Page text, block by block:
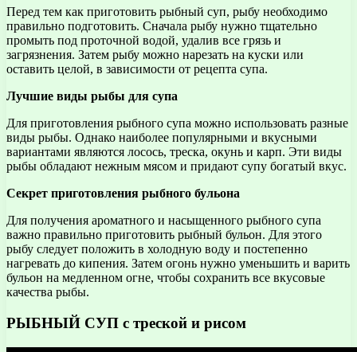
Перед тем как приготовить рыбный суп, рыбу необходимо
правильно подготовить. Сначала рыбу нужно тщательно
промыть под проточной водой, удалив все грязь и
загрязнения. Затем рыбу можно нарезать на куски или
оставить целой, в зависимости от рецепта супа.
Лучшие виды рыбы для супа
Для приготовления рыбного супа можно использовать разные
виды рыбы. Однако наиболее популярными и вкусными
вариантами являются лосось, треска, окунь и карп. Эти виды
рыбы обладают нежным мясом и придают супу богатый вкус.
Секрет приготовления рыбного бульона
Для получения ароматного и насыщенного рыбного супа
важно правильно приготовить рыбный бульон. Для этого
рыбу следует положить в холодную воду и постепенно
нагревать до кипения. Затем огонь нужно уменьшить и варить
бульон на медленном огне, чтобы сохранить все вкусовые
качества рыбы.
РЫБНЫЙ СУП с треской и рисом